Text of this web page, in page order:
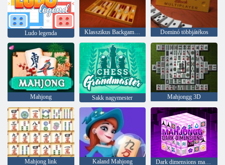
Ludo legenda Klasszikus Backgammon Multiplayer Dominó többjátékos
Mahjong Sakk nagymester Mahjongg 3D
Mahjong link Kaland Mahjong Dark dimensions mahjong